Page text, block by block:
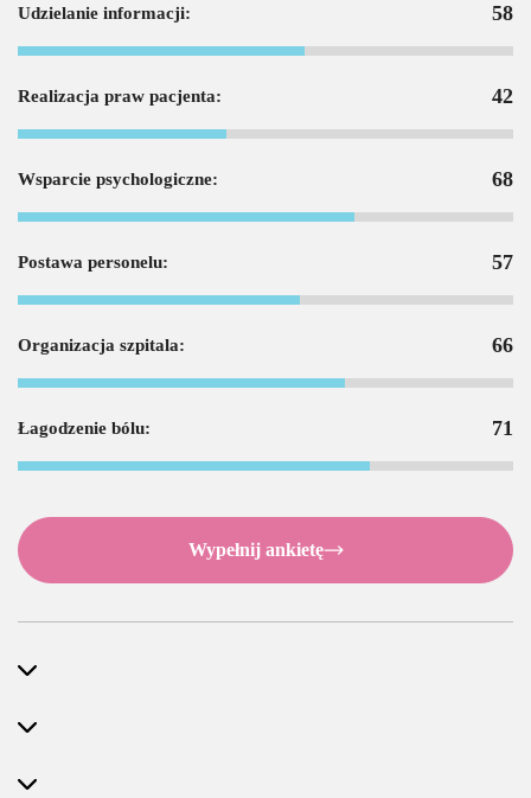
Udzielanie informacji: 58
Realizacja praw pacjenta: 42
Wsparcie psychologiczne: 68
Postawa personelu: 57
Organizacja szpitala: 66
Łagodzenie bólu: 71
Wypełnij ankietę